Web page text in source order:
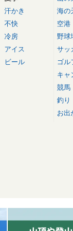
汗かき
不快
冷房
アイス
ビール
海の
空港
野球
サッ
ゴル
キャ
競馬
釣り
お出